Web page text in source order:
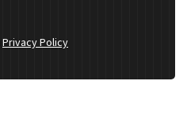
Privacy Policy